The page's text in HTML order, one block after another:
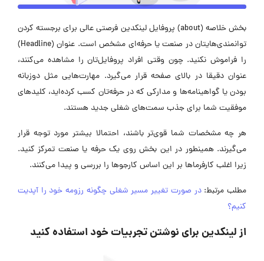
بخش خلاصه (about) پروفایل لینکدین فرصتی عالی برای برجسته کردن
توانمندی‌هایتان در صنعت یا حرفه‌ای مشخص است. عنوان (Headline)
را فراموش نکنید. چون وقتی افراد پروفایل‌تان را مشاهده می‌کنند،
عنوان دقیقا در بالای صفحه قرار می‌گیرد. مهارت‌هایی مثل دوزبانه
بودن یا گواهینامه‌ها و مدارکی که در حرفه‌تان کسب کرده‌اید، کلیدهای
موفقیت شما برای جذب سمت‌های شغلی جدید هستند.
هر چه مشخصات شما قوی‌تر باشند، احتمالا بیشتر مورد توجه قرار
می‌گیرند. همینطور در این بخش روی یک حرفه یا صنعت تمرکز کنید.
زیرا اغلب کارفرماها بر این اساس کارجوها را بررسی و پیدا می‌کنند.
مطلب مرتبط:در صورت تغییر مسیر شغلی چگونه رزومه خود را آپدیت
کنیم؟
از لینکدین برای نوشتن تجربیات خود استفاده کنید